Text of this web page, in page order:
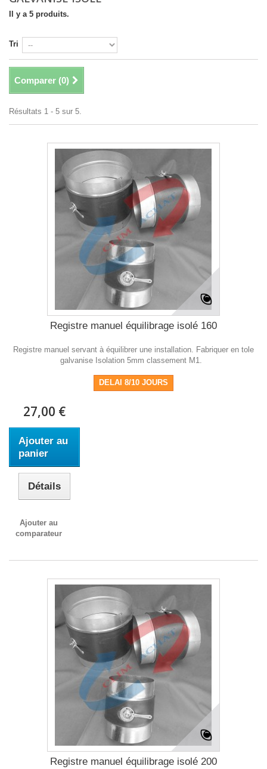
Il y a 5 produits.
Tri
Comparer (0)
Résultats 1 - 5 sur 5.
Registre manuel équilibrage isolé 160
Registre manuel servant à équilibrer une installation. Fabriquer en tole
galvanise Isolation 5mm classement M1.
DELAI 8/10 JOURS
27,00 €
Ajouter au
panier
Détails
Ajouter au
comparateur
Registre manuel équilibrage isolé 200